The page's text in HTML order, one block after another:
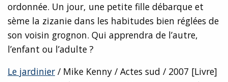
ordonnée. Un jour, une petite fille débarque et
sème la zizanie dans les habitudes bien réglées de
son voisin grognon. Qui apprendra de l’autre,
l’enfant ou l’adulte ?
Le jardinier / Mike Kenny / Actes sud / 2007 [Livre]